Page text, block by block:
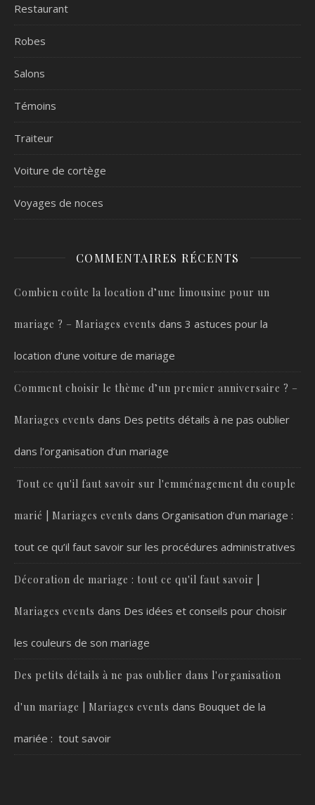
Restaurant
Robes
Salons
Témoins
Traiteur
Voiture de cortège
Voyages de noces
COMMENTAIRES RÉCENTS
Combien coûte la location d’une limousine pour un
mariage ? – Mariages events dans 3 astuces pour la
location d’une voiture de mariage
Comment choisir le thème d’un premier anniversaire ? –
Mariages events dans Des petits détails à ne pas oublier
dans l’organisation d’un mariage
Tout ce qu'il faut savoir sur l'emménagement du couple
marié | Mariages events dans Organisation d’un mariage :
tout ce qu’il faut savoir sur les procédures administratives
Décoration de mariage : tout ce qu'il faut savoir |
Mariages events dans Des idées et conseils pour choisir
les couleurs de son mariage
Des petits détails à ne pas oublier dans l'organisation
d'un mariage | Mariages events dans Bouquet de la
mariée : tout savoir